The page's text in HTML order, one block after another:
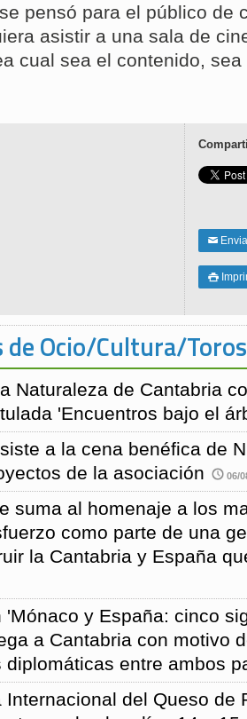
pensó para el público de
asistir a una sala de
cual sea el contenido,
✉

de Ocio/Cultura/Toros
Naturaleza de Cantabria
'Encuentros bajo el
a la cena benéfica de
de la asociación
06/
suma al homenaje a los
como parte de una
la Cantabria y España
'Mónaco y España: cinco
a Cantabria con motivo
diplomáticas entre ambos
Internacional del Queso de